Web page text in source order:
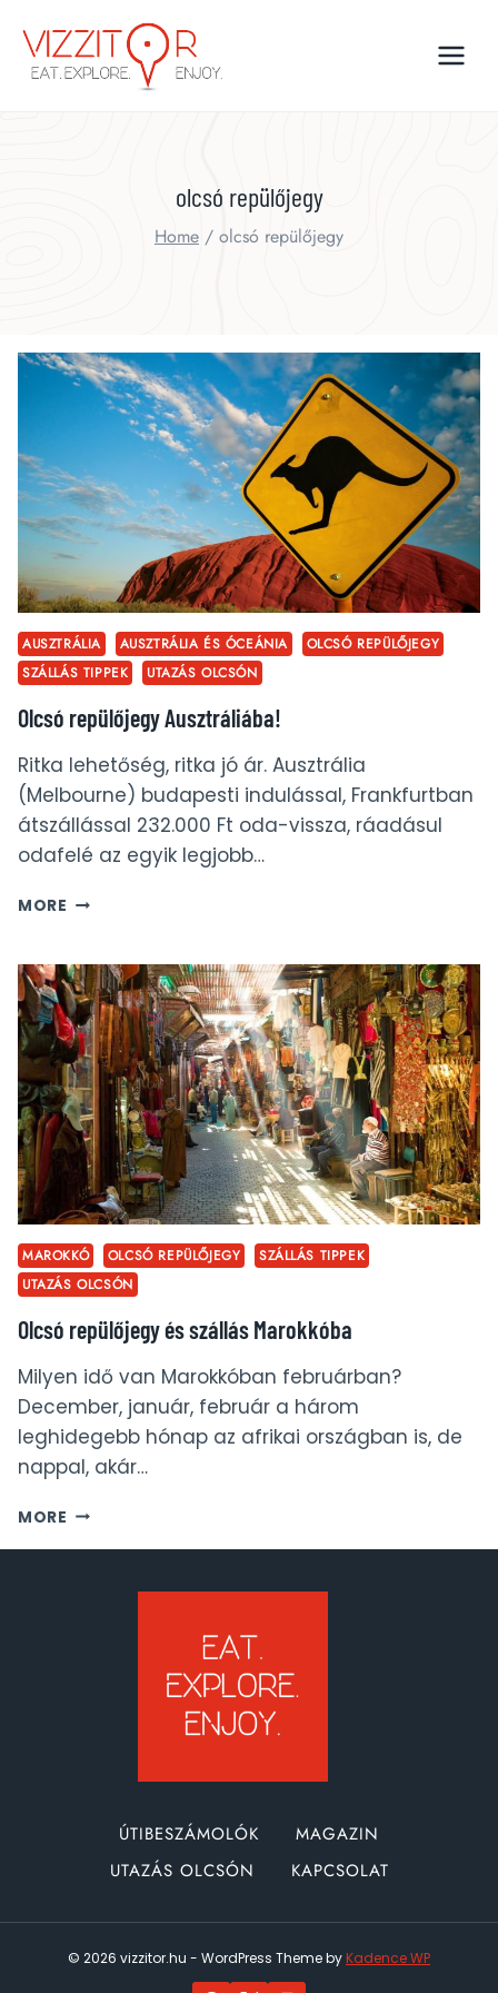
content
olcsó repülőjegy
Home / olcsó repülőjegy
AUSZTRÁLIA AUSZTRÁLIA ÉS ÓCEÁNIA
OLCSÓ REPÜLŐJEGY
SZÁLLÁS TIPPEK
UTAZÁS OLCSÓN
Olcsó repülőjegy Ausztráliába!
Ritka lehetőség, ritka jó ár. Ausztrália
(Melbourne) budapesti indulással, Frankfurtban
átszállással 232.000 Ft oda-vissza, ráadásul
odafelé az egyik legjobb…
MORE OLCSÓ
MAROKKÓ OLCSÓ REPÜLŐJEGY
SZÁLLÁS TIPPEK
UTAZÁS OLCSÓN
Olcsó repülőjegy és szállás Marokkóba
Milyen idő van Marokkóban februárban?
December, január, február a három
leghidegebb hónap az afrikai országban is, de
nappal, akár…
MORE OLCSÓ
ÚTIBESZÁMOLÓK
MAGAZIN
UTAZÁS OLCSÓN
KAPCSOLAT
© 2026 vizzitor.hu - WordPress Theme byKadence WP